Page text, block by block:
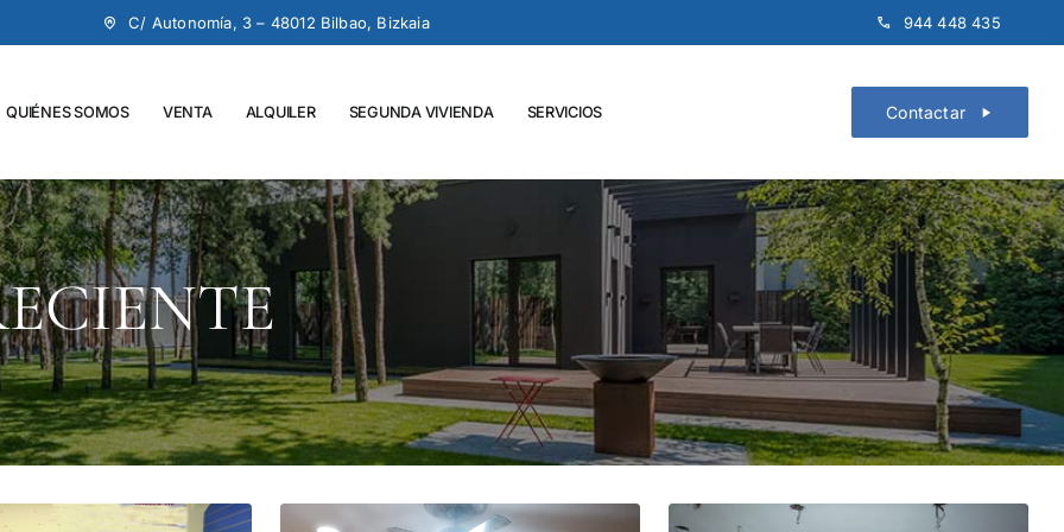
C/ Autonomía, 3 – 48012 Bilbao, Bizkaia 944 448 435
QUIÉNES SOMOS VENTA ALQUILER SEGUNDA VIVIENDA SERVICIOS Contactar